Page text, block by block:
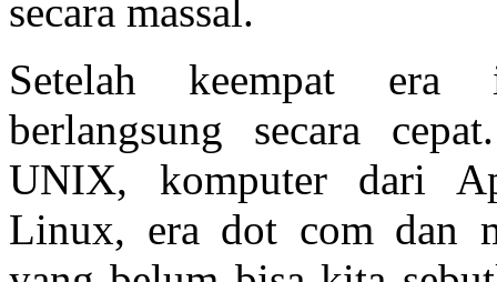
secara massal.
Setelah keempat era
berlangsung secara
UNIX, komputer dari
Linux, era dot com dan